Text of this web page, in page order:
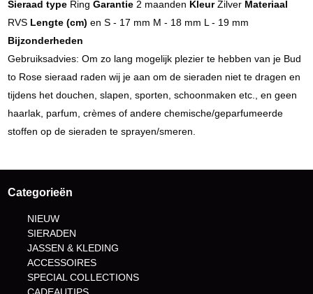
Sieraad typeRing Garantie 2 maanden KleurZilver Materiaal
RVS Lengte (cm) en S - 17 mm M - 18 mm L - 19 mm
Bijzonderheden
Gebruiksadvies: Om zo lang mogelijk plezier te hebben van je Bud
to Rose sieraad raden wij je aan om de sieraden niet te dragen en
tijdens het douchen, slapen, sporten, schoonmaken etc., en geen
haarlak, parfum, crèmes of andere chemische/geparfumeerde
stoffen op de sieraden te sprayen/smeren.
Categorieën
NIEUW
SIERADEN
JASSEN & KLEDING
ACCESSOIRES
SPECIAL COLLECTIONS